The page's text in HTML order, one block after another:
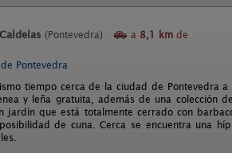
(Pontevedra) a 8,1 km de
Pontevedra
tiempo cerca de la ciudad de Pontevedra
y leña gratuita, además de una colección
jardín que está totalmente cerrado con
de cuna. Cerca se encuentra una